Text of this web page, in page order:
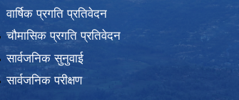
वार्षिक प्रगति प्रतिवेदन
चौमासिक प्रगति प्रतिवेदन
सार्वजनिक सुनुवाई
सार्वजनिक परीक्षण